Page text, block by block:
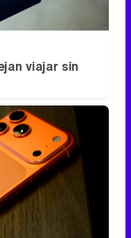
viajar sin